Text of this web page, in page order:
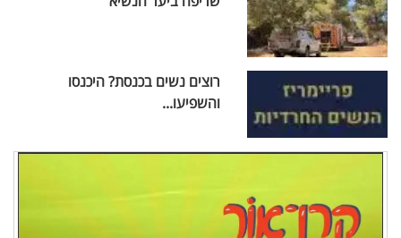
רוצים נשים בכנסת? היכנסו
והשפיעו...